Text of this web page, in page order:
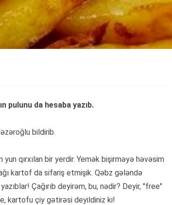
pulunu da hesaba yazıb.
bildirib.
yun qırxılan bir yerdir. Yemək bişirməyə həvəsim
kartof da sifariş etmişik. Qəbz gələndə
Çağırıb deyirəm, bu, nədir? Deyir, "free"
e, kartofu çiy gətirəsi deyildiniz ki!